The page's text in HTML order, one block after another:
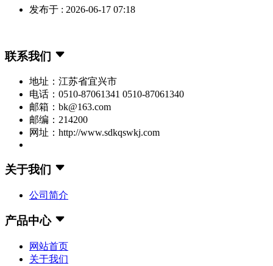
发布于 : 2026-06-17 07:18
联系我们
地址：江苏省宜兴市
电话：0510-87061341 0510-87061340
邮箱：bk@163.com
邮编：214200
网址：http://www.sdkqswkj.com
关于我们
公司简介
产品中心
网站首页
关于我们